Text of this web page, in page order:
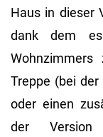
Haus in dieser
dank dem
Treppe (bei
oder einen
der Version